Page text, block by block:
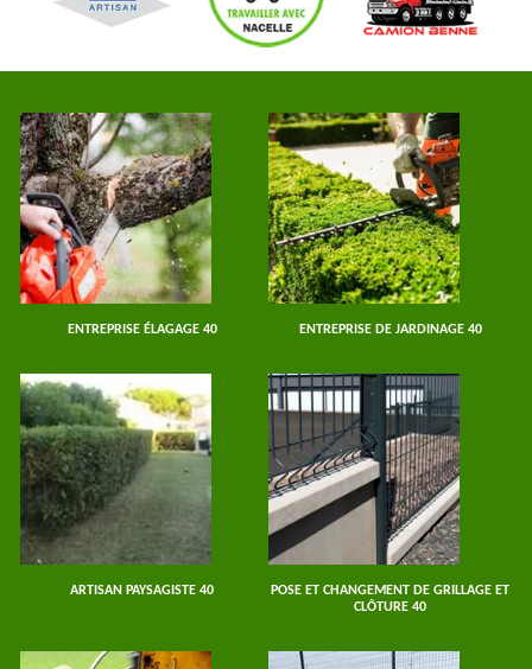
ENTREPRISE ÉLAGAGE 40 ENTREPRISE DE JARDINAGE 40
ARTISAN PAYSAGISTE 40
POSE ET CHANGEMENT DE GRILLAGE ET
CLÔTURE 40